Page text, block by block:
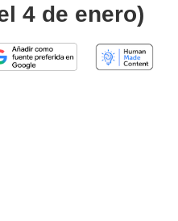
4 de enero)